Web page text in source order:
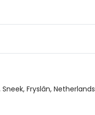
Fryslân, Netherlands